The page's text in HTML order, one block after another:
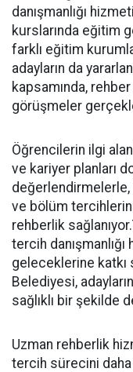
danışmanlığı
kurslarında eğitim
farklı eğitim
adayların da
kapsamında,
görüşmeler
Öğrencilerin ilgi
ve kariyer planları
ve bölüm
rehberlik
tercih
geleceklerine katkı
Belediyesi,
sağlıklı bir şekilde
Uzman rehberlik
tercih sürecini